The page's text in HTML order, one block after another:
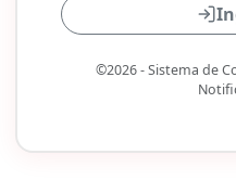
©2026 - Sistema de